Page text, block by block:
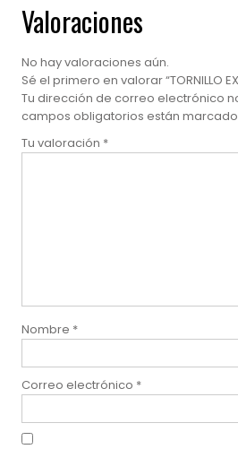
Valoraciones
No hay valoraciones aún.
Sé el primero en valorar “TORNILLO
Tu dirección de correo electrónico
campos obligatorios están
Tu valoración *
Nombre *
Correo electrónico *